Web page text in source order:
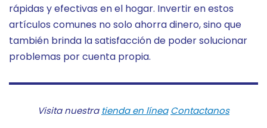
rápidas y efectivas en el hogar. Invertir en estos
artículos comunes no solo ahorra dinero, sino que
también brinda la satisfacción de poder solucionar
problemas por cuenta propia.
Visita nuestra tienda en línea Contactanos